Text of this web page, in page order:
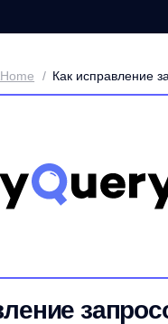
запросов
выручку
помогло увеличить выручку
на сайте